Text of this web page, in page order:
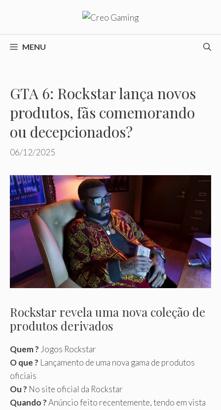
o
conteúdoMENU
GTA 6: Rockstar lança novos
produtos, fãs comemorando
ou decepcionados?
06/12/2025
Rockstar revela uma nova coleção de
produtos derivados
Quem ? Jogos Rockstar
O que ? Lançamento de uma nova gama de produtos
oficiais
Ou ? No site oficial da Rockstar
Quando ?Anúncio feito recentemente, tendo em vista